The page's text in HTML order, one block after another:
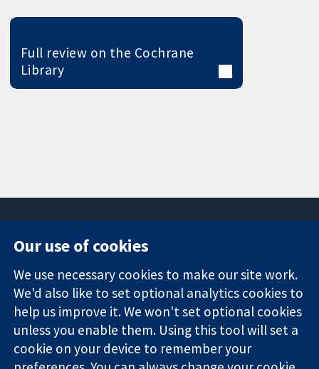
Full review on the Cochrane
Library
Trusted
evidence.
Informed
decisions.
Better health.
Square
London
W1G 0AN
Inggris
News
Press office
About us
Jobs
Cochrane
Library
Our use of cookies
We use necessary cookies to make our site work.
We'd also like to set optional analytics cookies to
help us improve it. We won't set optional cookies
unless you enable them. Using this tool will set a
cookie on your device to remember your